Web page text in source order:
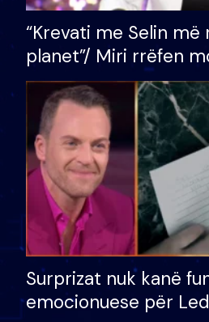
“Krevati me Selin
planet”/ Miri rrëfen
bukura në shtëpinë e
mungojë zilja e
Surprizat nuk kanë
emocionuese për